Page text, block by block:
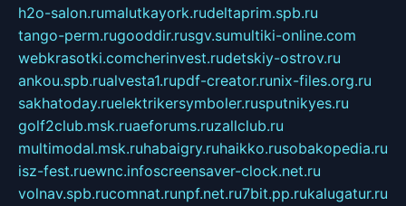
h2o-salon.rumalutkayork.rudeltaprim.spb.ru
tango-perm.rugooddir.rusgv.sumultiki-online.com
webkrasotki.comcherinvest.rudetskiy-ostrov.ru
ankou.spb.rualvesta1.rupdf-creator.runix-files.org.ru
sakhatoday.ruelektrikersymboler.rusputnikyes.ru
golf2club.msk.ruaeforums.ruzallclub.ru
multimodal.msk.ruhabaigry.ruhaikko.rusobakopedia.ru
isz-fest.ruewnc.infoscreensaver-clock.net.ru
volnav.spb.rucomnat.runpf.net.ru7bit.pp.rukalugatur.ru